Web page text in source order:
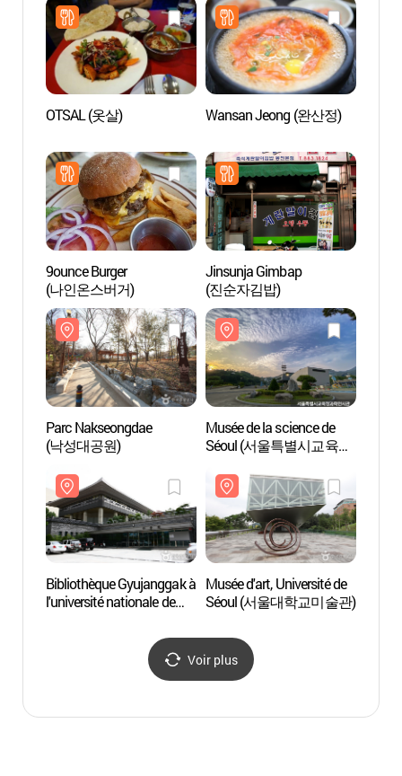
OTSAL (옷살) Wansan Jeong (완산정)
9ounce Burger
(나인온스버거)
Jinsunja Gimbap
(진순자김밥)
Parc Nakseongdae
(낙성대공원)
Musée de la science de
Séoul (서울특별시교육청
Bibliothèque Gyujanggak à
l'université nationale de
Musée d'art, Université de
Séoul (서울대학교미술관)
Voir plus